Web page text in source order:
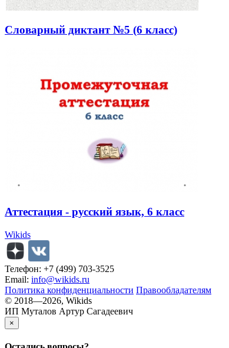
Словарный диктант №5 (6 класс)
Аттестация - русский язык, 6 класс
Wikids
Телефон: +7 (499) 703-3525
Email: info@wikids.ru
Политика конфиденциальности Правообладателям
© 2018—2026, Wikids
ИП Муталов Артур Сагадеевич
×